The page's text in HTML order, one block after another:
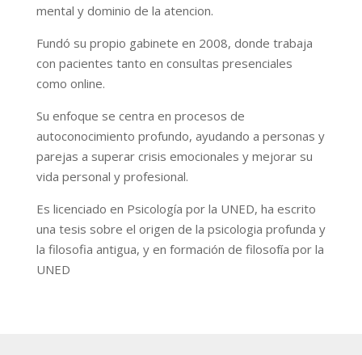
mental y dominio de la atencion.
Fundó su propio gabinete en 2008, donde trabaja
con pacientes tanto en consultas presenciales
como online.
Su enfoque se centra en procesos de
autoconocimiento profundo, ayudando a personas y
parejas a superar crisis emocionales y mejorar su
vida personal y profesional.
Es licenciado en Psicología por la UNED, ha escrito
una tesis sobre el origen de la psicologia profunda y
la filosofia antigua, y en formación de filosofía por la
UNED